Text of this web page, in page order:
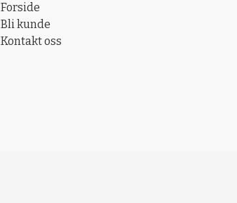
Forside
Bli kunde
Kontakt oss